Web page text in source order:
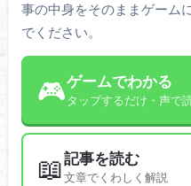
事の中身をそのままゲーム
でください。
🎮ゲームでわかる
タップするだけ・声で
📖記事を読む
文章でくわしく解説